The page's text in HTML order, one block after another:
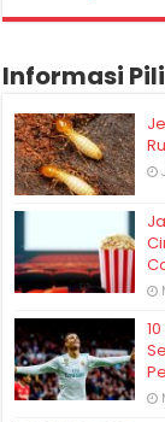
Informasi